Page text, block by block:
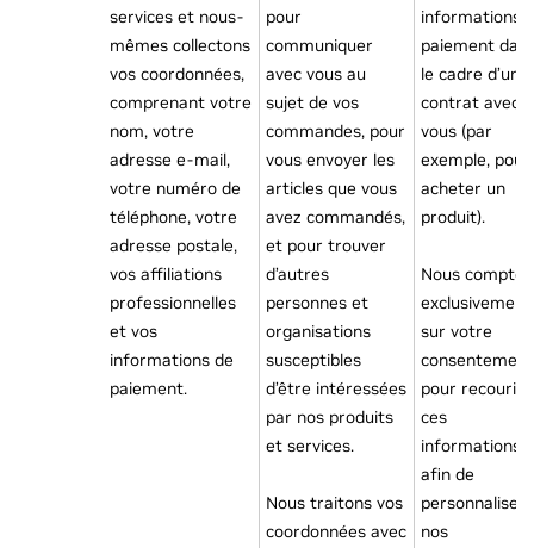
services et nous-
mêmes collectons
vos coordonnées,
comprenant votre
nom, votre
adresse e-mail,
votre numéro de
téléphone, votre
adresse postale,
vos affiliations
professionnelles
et vos
informations de
paiement.
pour
communiquer
avec vous au
sujet de vos
commandes, pour
vous envoyer les
articles que vous
avez commandés,
et pour trouver
d’autres
personnes et
organisations
susceptibles
d’être intéressées
par nos produits
et services.
Nous traitons vos
coordonnées avec
informations
paiement
le cadre d’un
contrat avec
vous (par
exemple, pour
acheter un
produit).
Nous
exclusivement
sur votre
consentement
pour recourir
ces
informations
afin de
personnaliser
nos